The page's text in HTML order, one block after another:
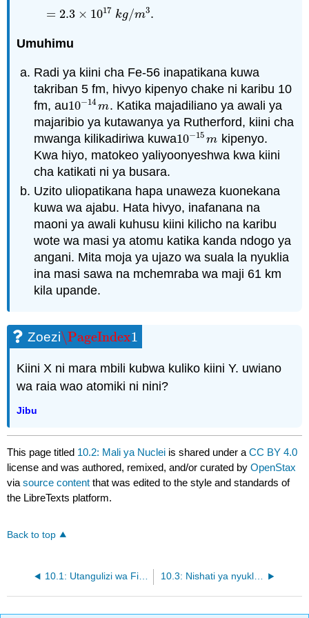
= 2.3 × 1017 kg/m3.
Umuhimu
Radi ya kiini cha Fe-56 inapatikana kuwa
takriban 5 fm, hivyo kipenyo chake ni karibu 10
fm, au10−14m
10−14m. Katika majadiliano ya awali ya
majaribio ya kutawanya ya Rutherford, kiini cha
mwanga kilikadiriwa kuwa10−15m
10−15mkipenyo.
Kwa hiyo, matokeo yaliyoonyeshwa kwa kiini
cha katikati ni ya busara.
Uzito uliopatikana hapa unaweza kuonekana
kuwa wa ajabu. Hata hivyo, inafanana na
maoni ya awali kuhusu kiini kilicho na karibu
wote wa masi ya atomu katika kanda ndogo ya
angani. Mita moja ya ujazo wa suala la nyuklia
ina masi sawa na mchemraba wa maji 61 km
kila upande.
Zoezi\PageIndex1
\PageIndex1
Kiini X ni mara mbili kubwa kuliko kiini Y. uwiano
wa raia wao atomiki ni nini?
Jibu
This page titled 10.2: Mali ya Nuclei is shared under aCC BY 4.0
license and was authored, remixed, and/or curated byOpenStax
viasource content that was edited to the style and standards of
the LibreTexts platform.
Back to top
10.1: Utangulizi wa Fizikia ya nyuklia 10.3: Nishati ya nyuklia kisheria